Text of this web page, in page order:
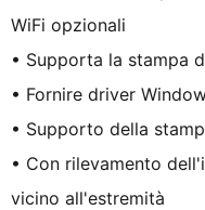
WiFi opzionali
• Supporta la stampa
• Fornire driver
• Supporto della
• Con rilevamento
vicino all'estremità